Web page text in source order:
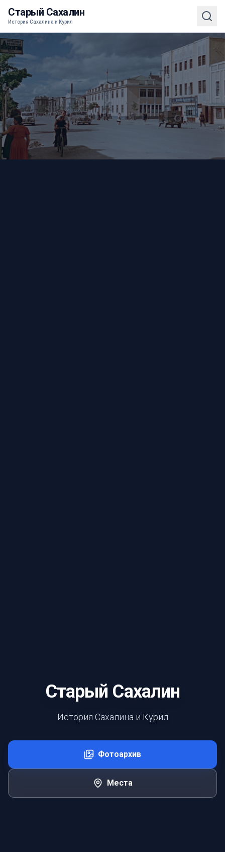
Старый Сахалин
История Сахалина и Курил
Старый Сахалин
История Сахалина и Курил
Фотоархив
Места